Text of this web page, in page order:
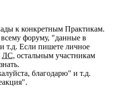
к конкретным Практикам.
форуму, "данные в
т.д. Если пишете личное
ЛС, остальным участникам
благодарю" и т.д.